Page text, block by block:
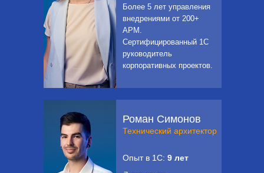
Более 5 лет управления
внедрениями от 200+
АРМ.
Сертифицированный 1С
руководитель
корпоративных проектов.
Роман Симонов
Технический архитектор
Опыт в 1С: 9 лет